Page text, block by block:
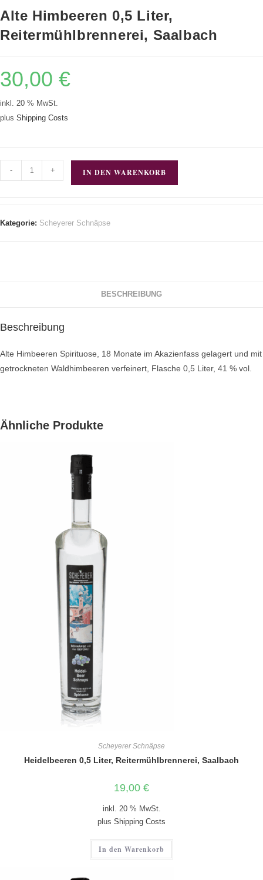
Alte Himbeeren 0,5 Liter,
Reitermühlbrennerei, Saalbach
30,00 €
inkl. 20 % MwSt.
plus Shipping Costs
- + IN DEN WARENKORB
Kategorie: Scheyerer Schnäpse
BESCHREIBUNG
Beschreibung
Alte Himbeeren Spirituose, 18 Monate im Akazienfass gelagert und mit
getrockneten Waldhimbeeren verfeinert, Flasche 0,5 Liter, 41 % vol.
Ähnliche Produkte
Scheyerer Schnäpse
Heidelbeeren 0,5 Liter, Reitermühlbrennerei, Saalbach
19,00 €
inkl. 20 % MwSt.
plus Shipping Costs
In den Warenkorb